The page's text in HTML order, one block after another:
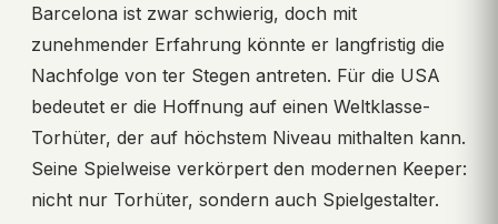
Barcelona ist zwar schwierig, doch mit
zunehmender Erfahrung könnte er langfristig die
Nachfolge von ter Stegen antreten. Für die USA
bedeutet er die Hoffnung auf einen Weltklasse-
Torhüter, der auf höchstem Niveau mithalten kann.
Seine Spielweise verkörpert den modernen Keeper:
nicht nur Torhüter, sondern auch Spielgestalter.